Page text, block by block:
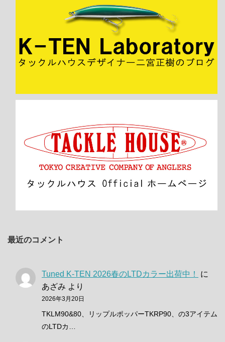
最近のコメント
Tuned K-TEN 2026春のLTDカラー出荷中！
に
あざみ より
2026年3月20日
TKLM90&80、リップルポッパーTKRP90、の3アイテム
のLTDカ…